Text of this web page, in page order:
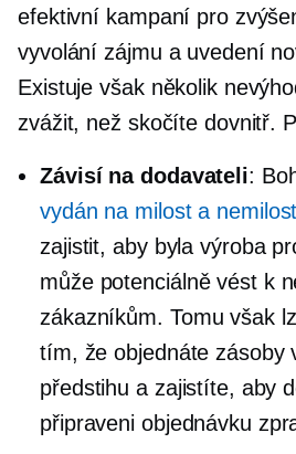
efektivní kampaní pro
vyvolání zájmu a uvedení
Existuje však několik
zvážit, než skočíte dovnitř.
Závisí na dodavateli:
vydán na milost a
zajistit, aby byla výroba
může potenciálně vést k
zákazníkům. Tomu však
tím, že objednáte zásoby
předstihu a zajistíte, aby
připraveni objednávku